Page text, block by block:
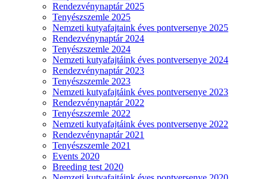
Rendezvénynaptár 2025
Tenyészszemle 2025
Nemzeti kutyafajtaink éves pontversenye 2025
Rendezvénynaptár 2024
Tenyészszemle 2024
Nemzeti kutyafajtáink éves pontversenye 2024
Rendezvénynaptár 2023
Tenyészszemle 2023
Nemzeti kutyafajtáink éves pontversenye 2023
Rendezvénynaptár 2022
Tenyészszemle 2022
Nemzeti kutyafajtáink éves pontversenye 2022
Rendezvénynaptár 2021
Tenyészszemle 2021
Events 2020
Breeding test 2020